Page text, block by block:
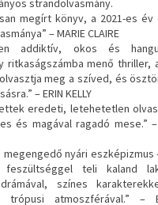
strandolvasmány.
megírt könyv, a 2021-es év
– MARIE CLAIRE
addiktív, okos és
ritkaságszámba menő thriller,
meg a szíved, és
– ERIN KELLY
eredeti, letehetetlen
és magával ragadó mese.” –
megengedő nyári eszképizmus
feszültséggel teli kaland
színes
trópusi atmoszférával.” –